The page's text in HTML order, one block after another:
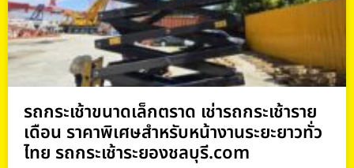
รถกระเช้าขนาดเล็กตราด เช่ารถกระเช้าราย
เดือน ราคาพิเศษสำหรับหน้างานระยะยาวทั่ว
ไทย รถกระเช้าระยองชลบุรี.com